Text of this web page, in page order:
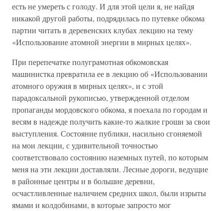
есть не умереть с голоду. И для этой цели я, не найдя
никакой другой работы, подрядилась по путевке обкома
партии читать в деревенских клубах лекцию на тему
«Использование атомной энергии в мирных целях».
При перепечатке полуграмотная обкомовская
машинистка превратила ее в лекцию об «Использовании
атомного оружия в мирных целях», и с этой
парадоксальной рукописью, утвержденной отделом
пропаганды мордовского обкома, я поехала по городам и
весям в надежде получить какие-то жалкие гроши за свои
выступления. Состояние публики, насильно сгоняемой
на мои лекции, с удивительной точностью
соответствовало состоянию наземных путей, по которым
меня на эти лекции доставляли. Лесные дороги, ведущие
в районные центры и в большие деревни,
осчастливленные наличием средних школ, были изрыты
ямами и колдобинами, в которые запросто мог